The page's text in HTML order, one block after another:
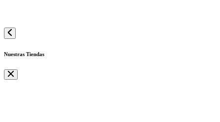
Nuestras Tiendas